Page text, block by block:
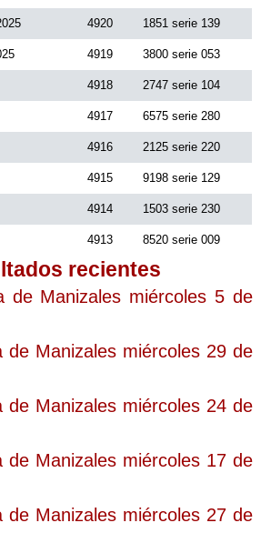
4920 1851 serie 139
4919 3800 serie 053
4918 2747 serie 104
4917 6575 serie 280
4916 2125 serie 220
4915 9198 serie 129
4914 1503 serie 230
4913 8520 serie 009
recientes
de Manizales miércoles 5 de
de Manizales miércoles 29 de
de Manizales miércoles 24 de
de Manizales miércoles 17 de
de Manizales miércoles 27 de